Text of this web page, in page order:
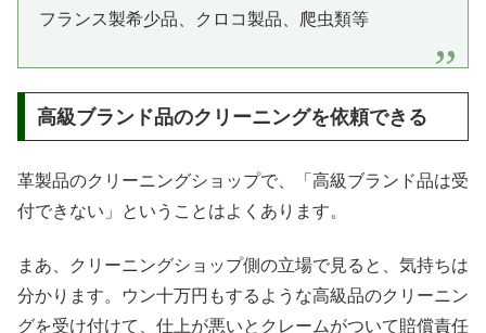
フランス製希少品、クロコ製品、爬虫類等
高級ブランド品のクリーニングを依頼できる
革製品のクリーニングショップで、「高級ブランド品は受
付できない」ということはよくあります。
まあ、クリーニングショップ側の立場で見ると、気持ちは
分かります。ウン十万円もするような高級品のクリーニン
グを受け付けて、仕上が悪いとクレームがついて賠償責任